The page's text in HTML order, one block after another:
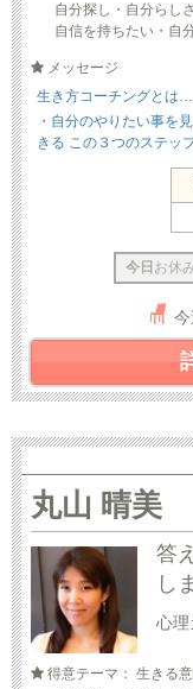
自分探し・自分らし
自信を持ちたい・自
メッセージ
生き方コーチングとは…
・自分のやりたい事を
きる この３つのステッ
今日 お休
丸山 晴美
答
し
心理
得意テーマ： 生きる